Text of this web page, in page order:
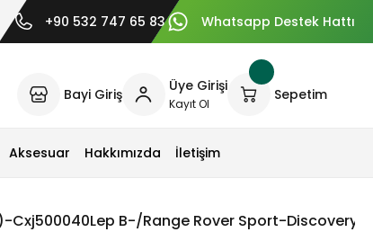
+90 532 747 65 83 Whatsapp Destek Hattı
Bayi Giriş Üye Girişi
Kayıt Ol
Sepetim
Aksesuar Hakkımızda İletişim
Cxj500040Lep B-/Range Rover Sport-Discovery 3